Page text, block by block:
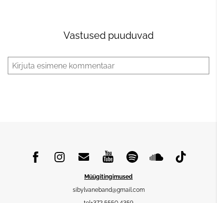
Vastused puuduvad
Müügitingimused
sibylvaneband@gmail.com